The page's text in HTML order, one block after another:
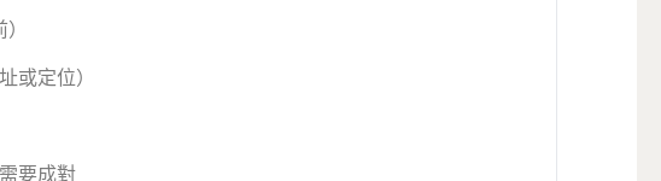
或定位）
要成對